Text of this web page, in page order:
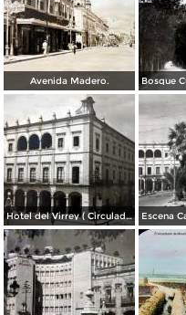
Avenida Madero.
Hotel del Virrey ( Circulada el 01 de Agosto de 1946 ).